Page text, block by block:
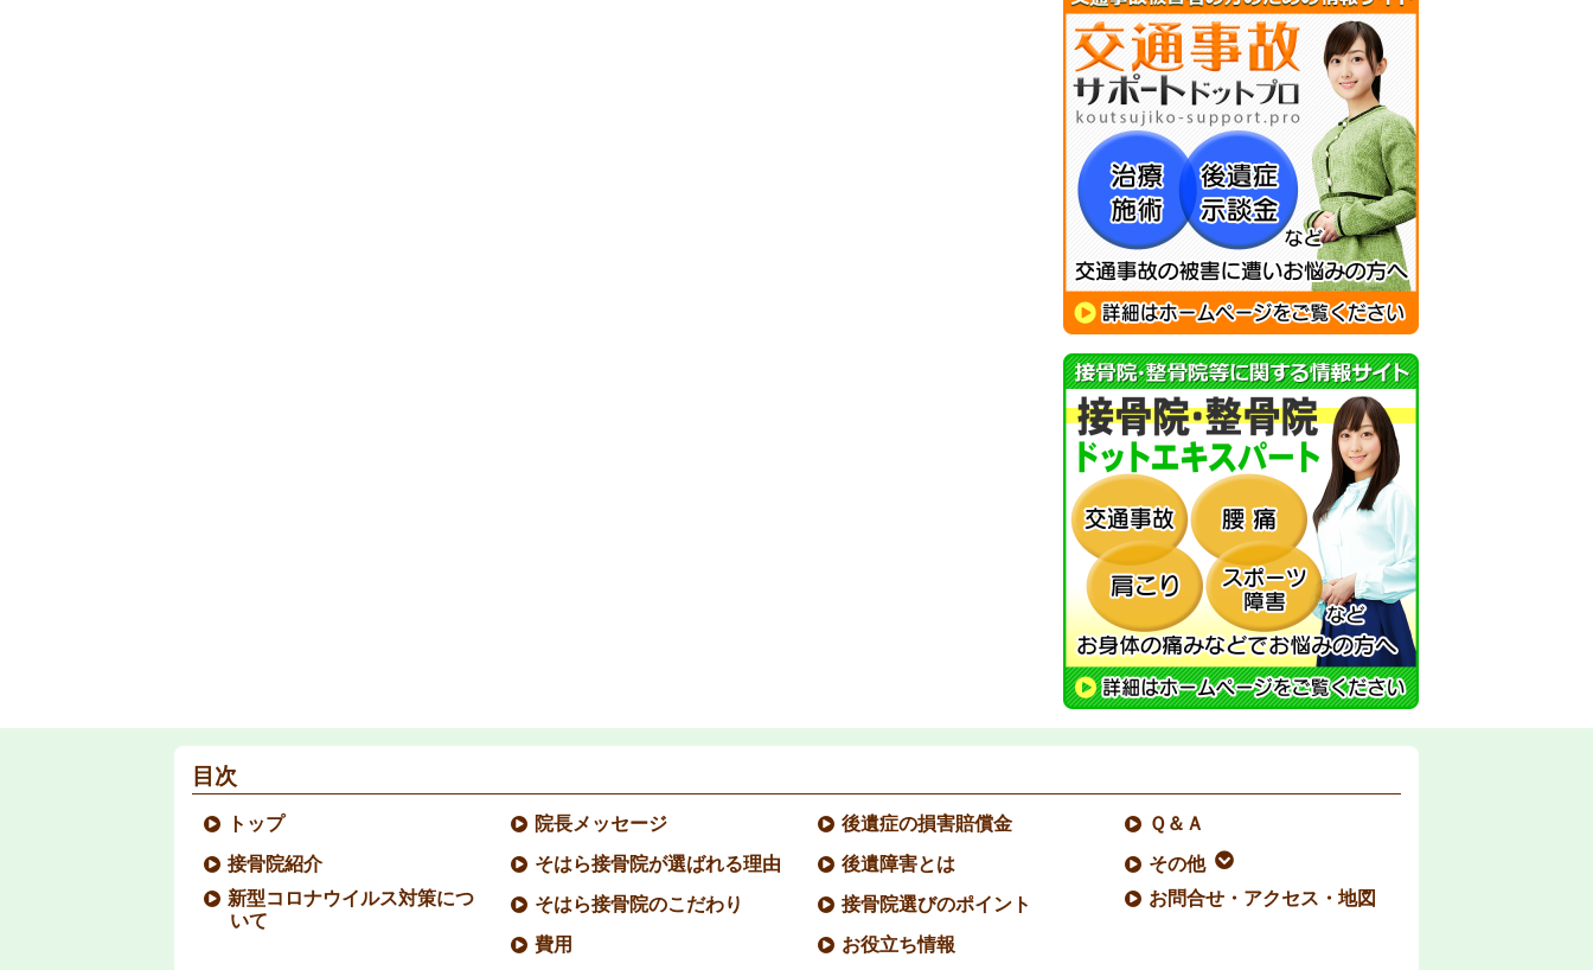
目次
トップ
接骨院紹介
新型コロナウイルス対策につ
いて
院長メッセージ
そはら接骨院が選ばれる理由
そはら接骨院のこだわり
費用
後遺症の損害賠償金
後遺障害とは
接骨院選びのポイント
お役立ち情報
Ｑ＆Ａ
その他
お問合せ・アクセス・地図